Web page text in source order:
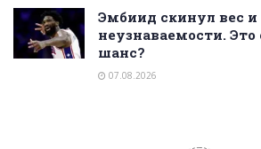
Эмбиид скинул вес
неузнаваемости.
шанс?
07.08.2026